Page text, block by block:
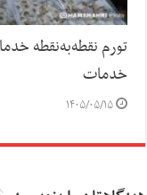
خدمات
۱۴۰۵/۰۵/۱۵